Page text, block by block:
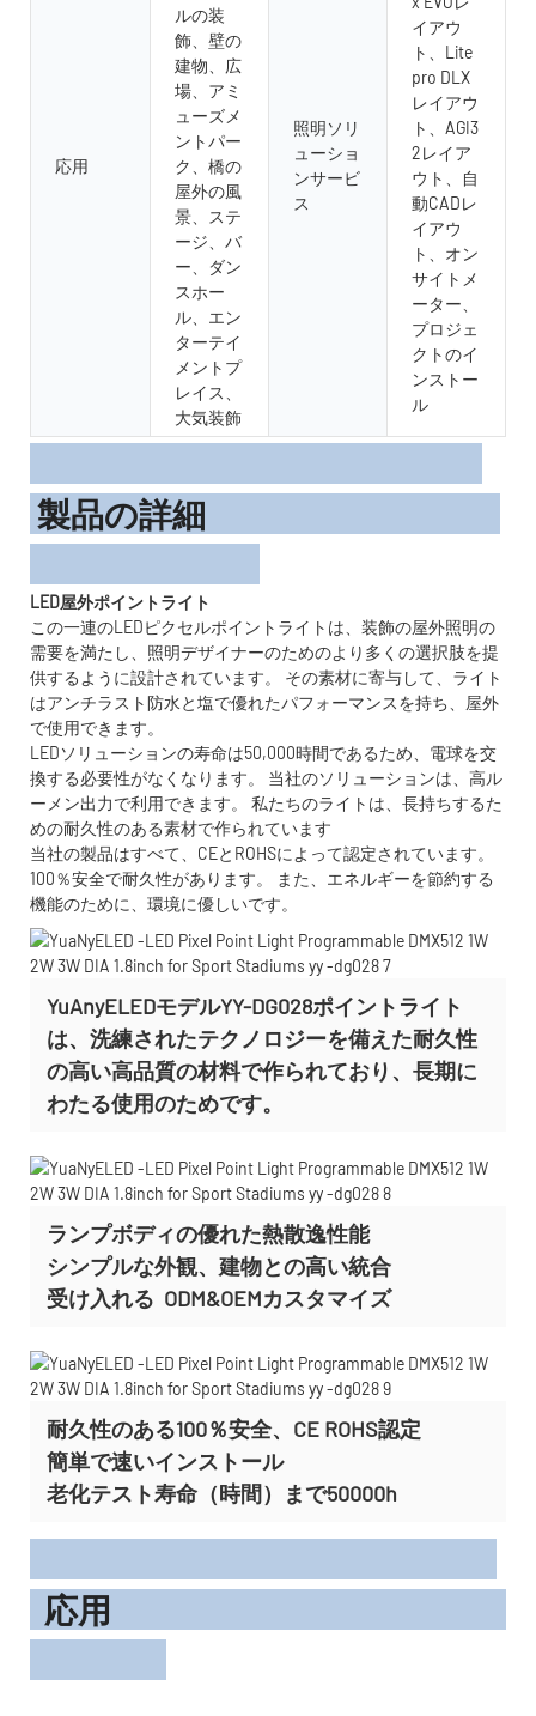
応用
ルの装
飾、壁の
建物、広
場、アミ
ューズメ
ントパー
ク、橋の
屋外の風
景、ステ
ージ、バ
ー、ダン
スホー
ル、エン
ターテイ
メントプ
レイス、
大気装飾
照明ソリ
ューショ
ンサービ
ス
イアウ
ト、Lite
pro DLX
レイアウ
ト、AGI3
2レイア
ウト、自
動CADレ
イアウ
ト、オン
サイトメ
ーター、
プロジェ
クトのイ
ンストー
ル
製品の詳細
LED屋外ポイントライト
この一連のLEDピクセルポイントライトは、装飾の屋外照明の
需要を満たし、照明デザイナーのためのより多くの選択肢を提
供するように設計されています。 その素材に寄与して、ライト
はアンチラスト防水と塩で優れたパフォーマンスを持ち、屋外
で使用できます。
LEDソリューションの寿命は50,000時間であるため、電球を交
換する必要性がなくなります。 当社のソリューションは、高ル
ーメン出力で利用できます。 私たちのライトは、長持ちするた
めの耐久性のある素材で作られています
当社の製品はすべて、CEとROHSによって認定されています。
100％安全で耐久性があります。 また、エネルギーを節約する
機能のために、環境に優しいです。
YuAnyELEDモデルYY-DG028ポイントライト
は、洗練されたテクノロジーを備えた耐久性
の高い高品質の材料で作られており、長期に
わたる使用のためです。
ランプボディの優れた熱散逸性能
シンプルな外観、建物との高い統合
受け入れる ODM&OEMカスタマイズ
耐久性のある100％安全、CE ROHS認定
簡単で速いインストール
老化テスト寿命（時間）まで50000h
応用